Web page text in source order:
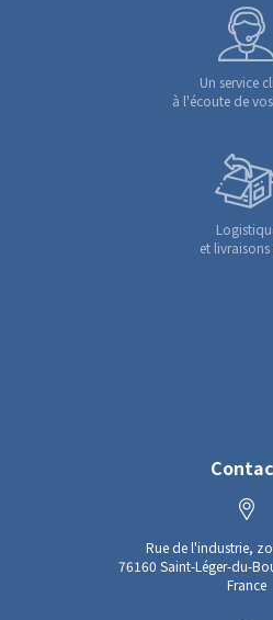
Un service
à l'écoute de
et
Rue de l'industrie,
76160 Saint-Léger-du-
France